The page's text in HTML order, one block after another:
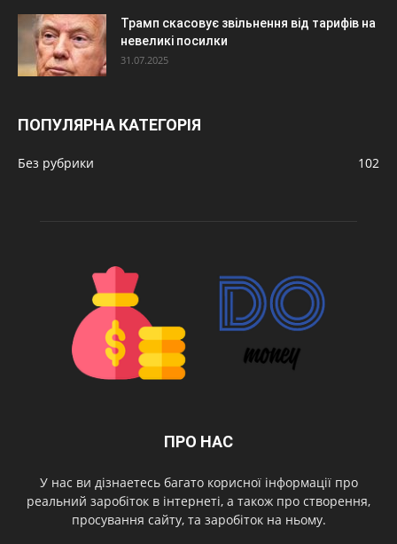
Трамп скасовує звільнення від тарифів на
невеликі посилки
31.07.2025
ПОПУЛЯРНА КАТЕГОРІЯ
Без рубрики 102
ПРО НАС
У нас ви дізнаетесь багато корисної інформації про
реальний заробіток в інтернеті, а також про створення,
просування сайту, та заробіток на ньому.